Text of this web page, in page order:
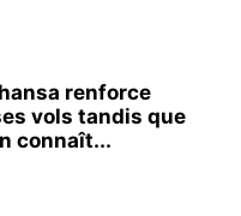
renforce
vols tandis que
connaît...